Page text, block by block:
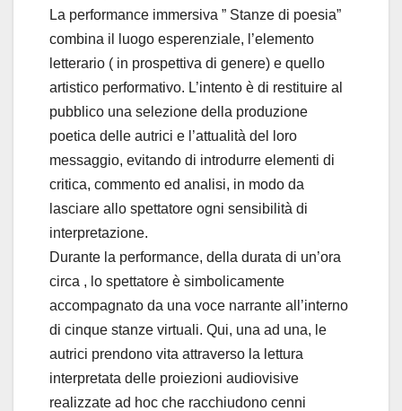
La performance immersiva ” Stanze di poesia”
combina il luogo esperenziale, l’elemento
letterario ( in prospettiva di genere) e quello
artistico performativo. L’intento è di restituire al
pubblico una selezione della produzione
poetica delle autrici e l’attualità del loro
messaggio, evitando di introdurre elementi di
critica, commento ed analisi, in modo da
lasciare allo spettatore ogni sensibilità di
interpretazione.
Durante la performance, della durata di un’ora
circa , lo spettatore è simbolicamente
accompagnato da una voce narrante all’interno
di cinque stanze virtuali. Qui, una ad una, le
autrici prendono vita attraverso la lettura
interpretata delle proiezioni audiovisive
realizzate ad hoc che racchiudono cenni